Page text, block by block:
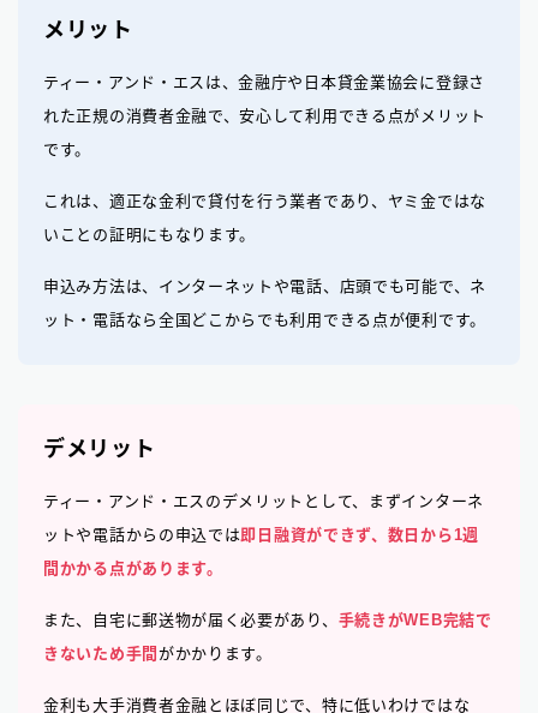
メリット
ティー・アンド・エスは、金融庁や日本貸金業協会に登録さ
れた正規の消費者金融で、安心して利用できる点がメリット
です。
これは、適正な金利で貸付を行う業者であり、ヤミ金ではな
いことの証明にもなります。
申込み方法は、インターネットや電話、店頭でも可能で、ネ
ット・電話なら全国どこからでも利用できる点が便利です。
デメリット
ティー・アンド・エスのデメリットとして、まずインターネ
ットや電話からの申込では即日融資ができず、数日から1週
間かかる点があります。
また、自宅に郵送物が届く必要があり、 手続きがWEB完結で
きないため手間 がかかります。
金利も大手消費者金融とほぼ同じで、特に低いわけではな